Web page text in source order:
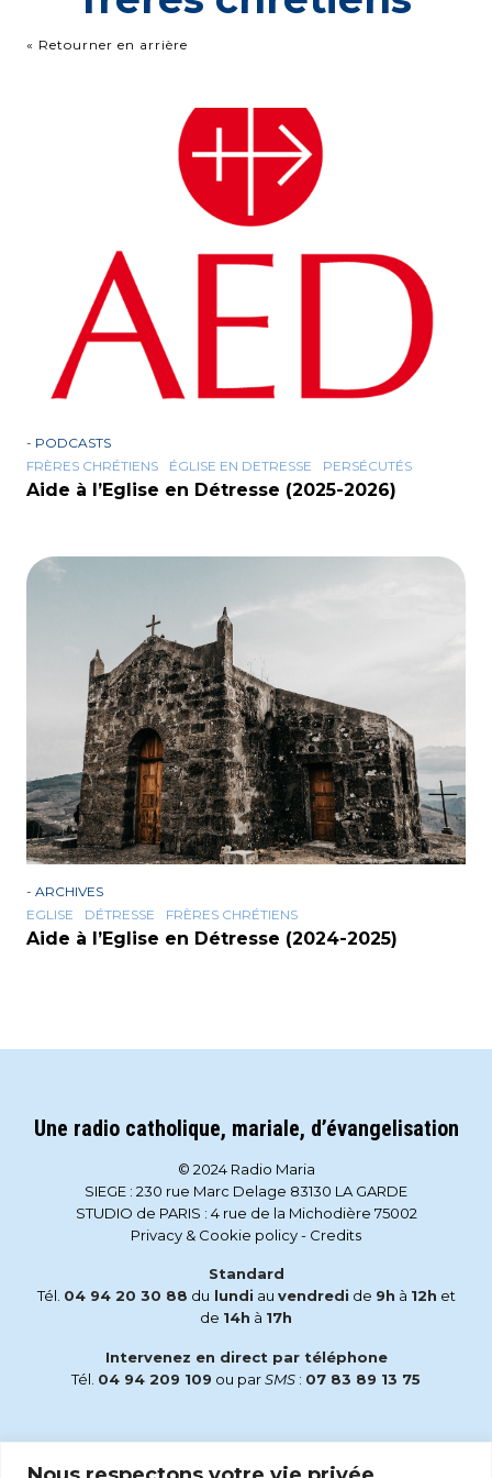
« Retourner en arrière
- PODCASTS
FRÈRES CHRÉTIENS
ÉGLISE EN DETRESSE PERSÉCUTÉS
Aide à l’Eglise en Détresse (2025-2026)
- ARCHIVES
EGLISE
DÉTRESSE FRÈRES CHRÉTIENS
Aide à l’Eglise en Détresse (2024-2025)
Une radio catholique, mariale, d’évangelisation
© 2024 Radio Maria
SIEGE : 230 rue Marc Delage 83130 LA GARDE
STUDIO de PARIS : 4 rue de la Michodière 75002
Privacy & Cookie policy- Credits
Standard
Tél. 04 94 20 30 88 du lundi au vendredi de 9h à 12h et
de 14h à 17h
Intervenez en direct par téléphone
Tél. 04 94 209 109 ou parSMS : 07 83 89 13 75